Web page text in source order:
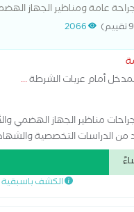
عامة ومناظير الجهاز
2066
أمام عربات الشرطة...
مناظير الجهاز الهضمي
الدراسات التخصصية
الحالات الجراحية
ومؤتمرات علمية
الكشف باسبقية